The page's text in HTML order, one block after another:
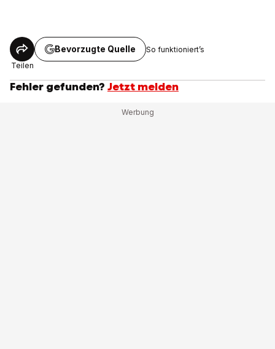
Teilen
Bevorzugte Quelle So funktioniert’s
Fehler gefunden? Jetzt melden